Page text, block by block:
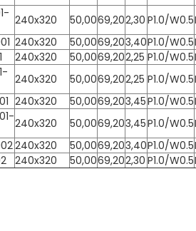
240x320 50,0069,202,30 P1.0/W0.5
240x320 50,0069,203,40P1.0/W0.5
240x320 50,0069,202,25 P1.0/W0.5
240x320 50,0069,202,25 P1.0/W0.5
240x320 50,0069,203,45P1.0/W0.5
240x320 50,0069,203,45P1.0/W0.5
240x320 50,0069,203,40P1.0/W0.5
240x320 50,0069,202,30 P1.0/W0.5